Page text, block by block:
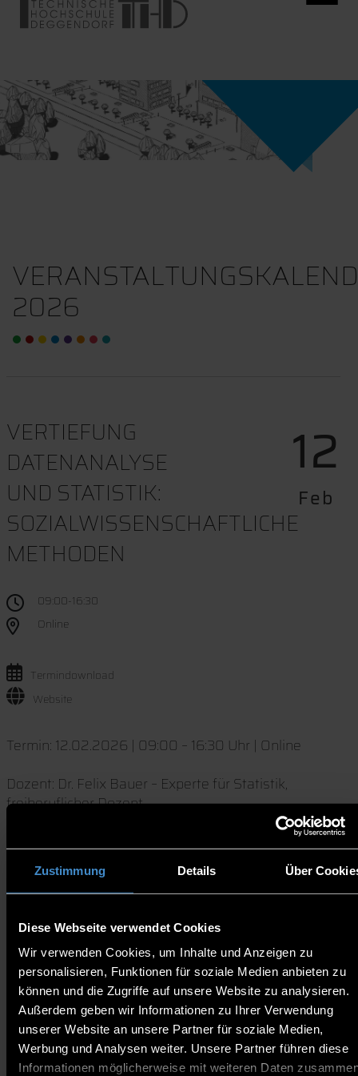
Zustimmung Details Über
Diese Webseite verwendet Cookies
Wir verwenden Cookies, um Inhalte und Anzeigen zu
personalisieren, Funktionen für soziale Medien anbieten zu
können und die Zugriffe auf unsere Website zu analysieren.
Außerdem geben wir Informationen zu Ihrer Verwendung
unserer Website an unsere Partner für soziale Medien,
Werbung und Analysen weiter. Unsere Partner führen diese
Informationen möglicherweise mit weiteren Daten
2026
VERTIEFUNG
DATENANALYSE
UND STATISTIK:
SOZIALWISSENSCHAFTLICHE
METHODEN
09:00-16:30
Online
Termindownload
Website
12
Feb
Termin: 12.02.2026 | 09:00 – 16:30 Uhr | Online
Dozent: Dr. Felix Bauer – Experte für Statistik,
freiberuflicher Dozent
Entscheidungskriterien zur korrekten Anwendung
statistischer Prüfverfahren. Betrachtet wird die
Fragestellung (Unterschieds- oder
Zusammenhangshypothesen), das Skalenniveau der
Variablen und der Verteilung der einbezogenen
Variablen (annähernde Normalverteilung). Zu Beginn
wird die Vorgehensweise der Skalenanalyse bei
Multi-Item-Skalen dargestellt. Für
Unterschiedshypothesen werden die
parametrischen Verfahren
sowie die nicht parametrischen Alternativen